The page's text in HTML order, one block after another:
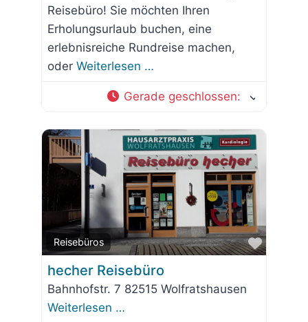
Reisebüro! Sie möchten Ihren
Erholungsurlaub buchen, eine
erlebnisreiche Rundreise machen,
oder Weiterlesen …
Gerade geschlossen:
Reisebüros
Favorit
hecher Reisebüro
Bahnhofstr. 7 82515 Wolfratshausen
Weiterlesen …